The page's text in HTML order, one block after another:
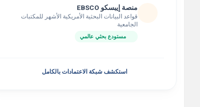
منصة إيبسكو EBSCO
قواعد البيانات البحثية الأمريكية الأشهر للمكتبات
الجامعية
مستودع بحثي عالمي
استكشف شبكة الاعتمادات بالكامل